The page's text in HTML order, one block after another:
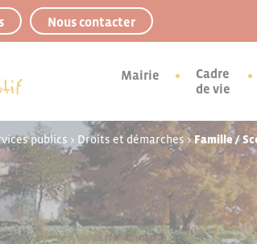
Nous contacter
Mairie
Cadre
de vie
publics > Droits et démarches >Famille /